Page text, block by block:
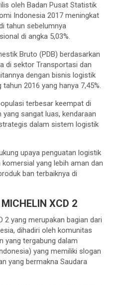
oleh Badan Pusat Statistik
Indonesia 2017 meningkat
tahun sebelumnya
di angka 5,03%.
Bruto (PDB) berdasarkan
di sektor Transportasi dan
dengan bisnis logistik
2016 yang hanya 7,45%.
terbesar keempat di
sangat luas, kendaraan
dalam sistem logistik
upaya penguatan logistik
yang lebih aman dan
ban terbaiknya di
XCD 2
2 yang merupakan bagian dari
dihadiri oleh komunitas
yang tergabung dalam
yang memiliki slogan
yang bermakna Saudara